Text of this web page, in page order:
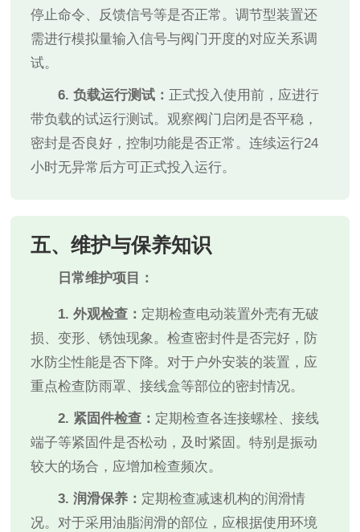
停止命令、反馈信号等是否正常。调节型装置还
需进行模拟量输入信号与阀门开度的对应关系调
试。
6. 负载运行测试： 正式投入使用前，应进行
带负载的试运行测试。观察阀门启闭是否平稳，
密封是否良好，控制功能是否正常。连续运行24
小时无异常后方可正式投入运行。
五、维护与保养知识
日常维护项目：
1. 外观检查： 定期检查电动装置外壳有无破
损、变形、锈蚀现象。检查密封件是否完好，防
水防尘性能是否下降。对于户外安装的装置，应
重点检查防雨罩、接线盒等部位的密封情况。
2. 紧固件检查： 定期检查各连接螺栓、接线
端子等紧固件是否松动，及时紧固。特别是振动
较大的场合，应增加检查频次。
3. 润滑保养： 定期检查减速机构的润滑情
况。对于采用油脂润滑的部位，应根据使用环境